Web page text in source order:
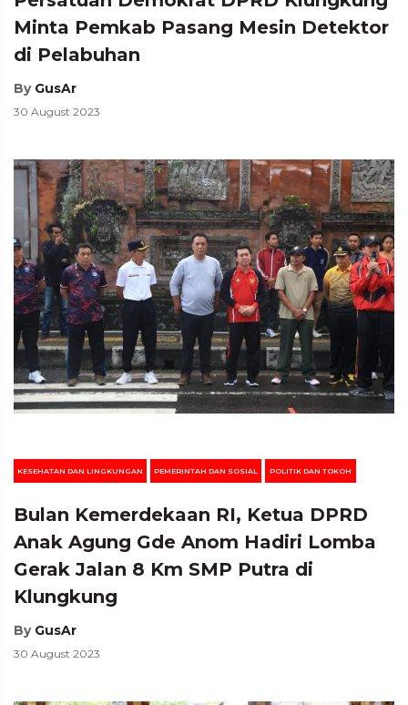
Minta Pemkab Pasang Mesin Detektor
di Pelabuhan
By GusAr
30 August 2023
KESEHATAN DAN LINGKUNGAN PEMERINTAH DAN SOSIAL POLITIK DAN TOKOH
Bulan Kemerdekaan RI, Ketua DPRD
Anak Agung Gde Anom Hadiri Lomba
Gerak Jalan 8 Km SMP Putra di
Klungkung
By GusAr
30 August 2023